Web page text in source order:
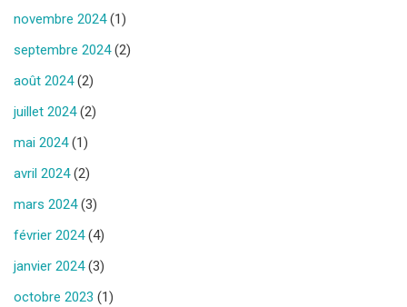
novembre 2024(1)
septembre 2024(2)
août 2024(2)
juillet 2024(2)
mai 2024(1)
avril 2024(2)
mars 2024(3)
février 2024(4)
janvier 2024(3)
octobre 2023 (1)